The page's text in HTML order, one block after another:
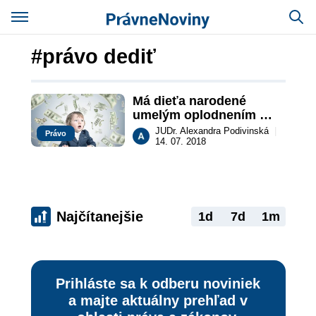
#právo dediť
Právo
Má dieťa narodené
umelým oplodnením
právo dediť?
JUDr. Alexandra Podivinská
14. 07. 2018
Najčítanejšie 1d 7d 1m
Prihláste sa k odberu noviniek
a majte aktuálny prehľad v